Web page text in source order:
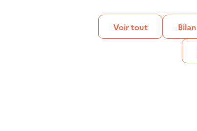
Voir tout Bilan